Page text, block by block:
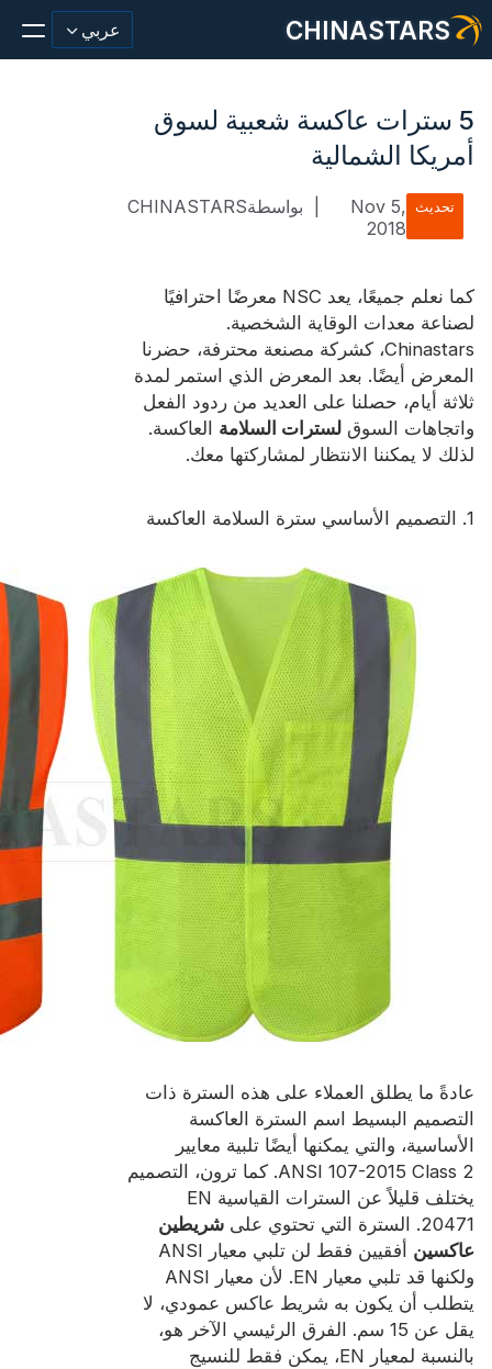
CHINASTARS عربي
أزياء عاكسة النسيج
يتوهج في المواد المظلمة
غسيل صناعي
حول تشاينا ستارز
منتج جديد
شهادة
5 سترات عاكسة شعبية لسوق
أمريكا الشمالية
تحديث Nov 5,
2018
بواسطةCHINASTARS
كما نعلم جميعًا، يعد NSC معرضًا احترافيًا
لصناعة معدات الوقاية الشخصية.
Chinastars، كشركة مصنعة محترفة، حضرنا
المعرض أيضًا. بعد المعرض الذي استمر لمدة
ثلاثة أيام، حصلنا على العديد من ردود الفعل
واتجاهات السوق لسترات السلامة العاكسة.
لذلك لا يمكننا الانتظار لمشاركتها معك.
1. التصميم الأساسي سترة السلامة العاكسة
عادةً ما يطلق العملاء على هذه السترة ذات
التصميم البسيط اسم السترة العاكسة
الأساسية، والتي يمكنها أيضًا تلبية معايير
ANSI 107-2015 Class 2. كما ترون، التصميم
يختلف قليلاً عن السترات القياسية EN
20471. السترة التي تحتوي على
شريطين
عاكسين
أفقيين فقط لن تلبي معيار ANSI
ولكنها قد تلبي معيار EN. لأن معيار ANSI
يتطلب أن يكون به شريط عاكس عمودي، لا
يقل عن 15 سم. الفرق الرئيسي الآخر هو،
بالنسبة لمعيار EN، يمكن فقط للنسيج